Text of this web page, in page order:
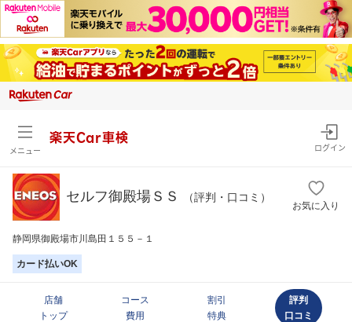
メニュー
楽天Car車検
ログイン
セルフ御殿場ＳＳ （評判・口コミ）
お気に入り
静岡県御殿場市川島田１５５－１
カード払いOK
店舗
トップ
コース
費用
割引
特典
評判
口コミ